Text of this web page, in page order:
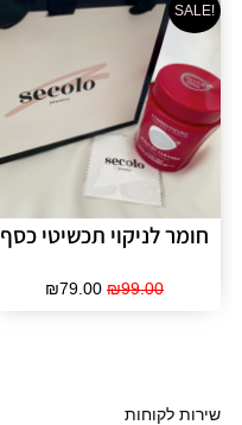
!SALE
חומר לניקוי תכשיטי כסף
₪99.00
₪79.00
שירות לקוחות